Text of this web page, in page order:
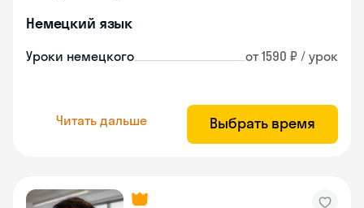
Немецкий язык
Уроки немецкого от 1590 ₽ / урок
Читать дальше Выбрать время